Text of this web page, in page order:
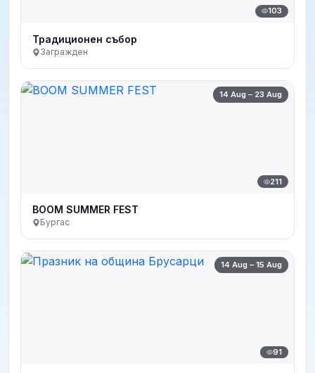
103
Традиционен събор
Загражден
14 Aug – 23 Aug
211
BOOM SUMMER FEST
Бургас
14 Aug – 15 Aug
91